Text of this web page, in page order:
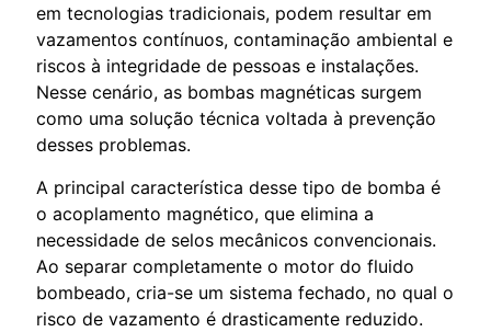
em tecnologias tradicionais, podem resultar em
vazamentos contínuos, contaminação ambiental e
riscos à integridade de pessoas e instalações.
Nesse cenário, as bombas magnéticas surgem
como uma solução técnica voltada à prevenção
desses problemas.
A principal característica desse tipo de bomba é
o acoplamento magnético, que elimina a
necessidade de selos mecânicos convencionais.
Ao separar completamente o motor do fluido
bombeado, cria-se um sistema fechado, no qual o
risco de vazamento é drasticamente reduzido.